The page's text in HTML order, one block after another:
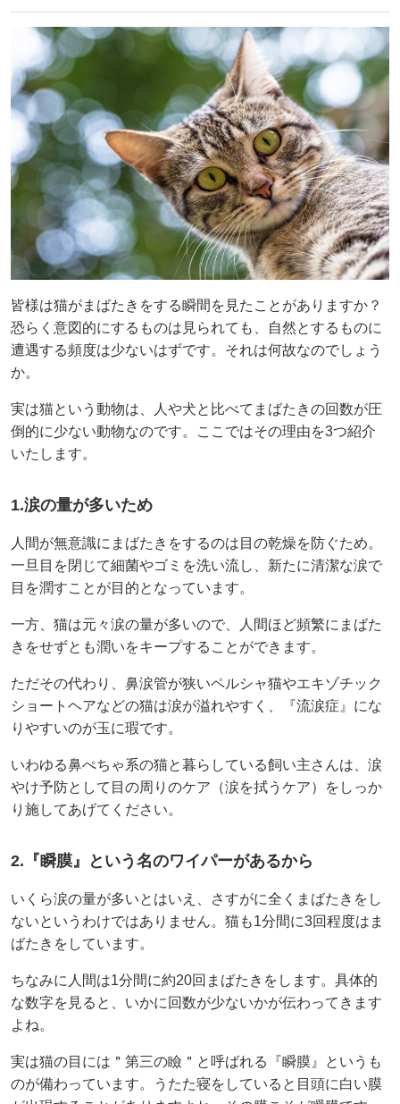
皆様は猫がまばたきをする瞬間を見たことがありますか？
恐らく意図的にするものは見られても、自然とするものに
遭遇する頻度は少ないはずです。それは何故なのでしょう
か。
実は猫という動物は、人や犬と比べてまばたきの回数が圧
倒的に少ない動物なのです。ここではその理由を3つ紹介
いたします。
1.涙の量が多いため
人間が無意識にまばたきをするのは目の乾燥を防ぐため。
一旦目を閉じて細菌やゴミを洗い流し、新たに清潔な涙で
目を潤すことが目的となっています。
一方、猫は元々涙の量が多いので、人間ほど頻繁にまばた
きをせずとも潤いをキープすることができます。
ただその代わり、鼻涙管が狭いペルシャ猫やエキゾチック
ショートヘアなどの猫は涙が溢れやすく、『流涙症』にな
りやすいのが玉に瑕です。
いわゆる鼻ぺちゃ系の猫と暮らしている飼い主さんは、涙
やけ予防として目の周りのケア（涙を拭うケア）をしっか
り施してあげてください。
2.『瞬膜』という名のワイパーがあるから
いくら涙の量が多いとはいえ、さすがに全くまばたきをし
ないというわけではありません。猫も1分間に3回程度はま
ばたきをしています。
ちなみに人間は1分間に約20回まばたきをします。具体的
な数字を見ると、いかに回数が少ないかが伝わってきます
よね。
実は猫の目には＂第三の瞼＂と呼ばれる『瞬膜』というも
のが備わっています。うたた寝をしていると目頭に白い膜